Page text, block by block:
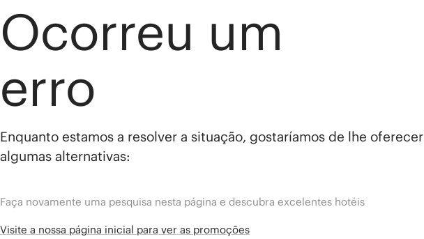
Ocorreu um
erro
Enquanto estamos a resolver a situação, gostaríamos de lhe oferecer
algumas alternativas:
Faça novamente uma pesquisa nesta página e descubra excelentes hotéis
Visite a nossa página inicial para ver as promoções